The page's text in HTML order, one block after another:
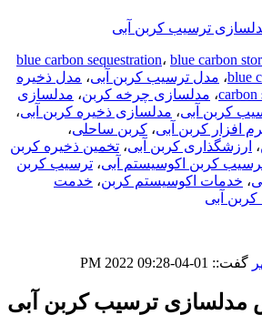
ترسیب کربن آبی
blue carbon sequestration، blue carbon
، مدل ترسیب کربن آبی، مدل ذخیره
، مدلسازی چرخه کربن، مدلسازی
کربن آبی، مدلسازی ذخیره کربن آبی،
افزار کربن آبی، کربن ساحلی،
، ارزشگذاری کربن آبی، تخمین ذخیره کربن
کربن اکوسیستم آبی، ترسیب کربن
، خدمات اکوسیستم کربن، خدمت
کربن آبی
گفت:: 01-04-2022
09:28 PM
مدلسازی ترسیب کربن آبی